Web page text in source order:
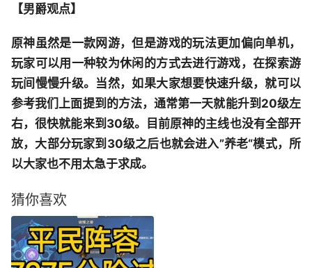
【男爵观点】
原神虽然是一款网游，但是游戏的玩法更加偏向单机，
玩家可以用一种较为休闲的方式去进行游戏，在探索游
玩间慢慢升级。当然，如果大家想要快速升级，就可以
参考我们上面提到的方法，通常第一天就能升到20级左
右，很快就能来到30级。目前原神的主线也没有全部开
放，大部分玩家到30级之后也就会进入”养老“模式，所
以大家也不用太急于求成。
猜你喜欢